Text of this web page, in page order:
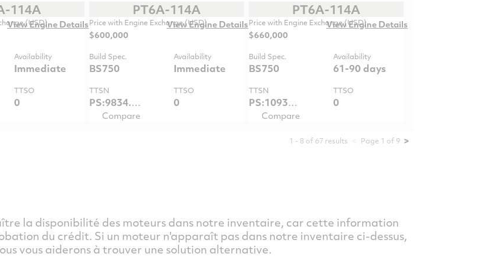
114A
View Engine Details
(USD)
Availability
Immediate
TTSO
0
PT6A-114A
View Engine Details
Price with Engine Exchange (USD)
$600,000
Build Spec.
BS750
Availability
Immediate
TTSN
PS:9834.7 / GG:9834.7
TTSO
0
Compare
PT6A-114A
View Engine Details
Price with Engine Exchange (USD)
$660,000
Build Spec.
BS750
Availability
61-90 days
TTSN
PS:10939.9 / GG:10939.9
TTSO
0
Compare
1 - 8 of 67 results Page 1 of 9 >
la disponibilité des moteurs dans notre inventaire, car cette information
du crédit. Si un moteur n'apparaît pas dans notre inventaire ci-dessus,
vous aiderons à trouver une solution alternative.